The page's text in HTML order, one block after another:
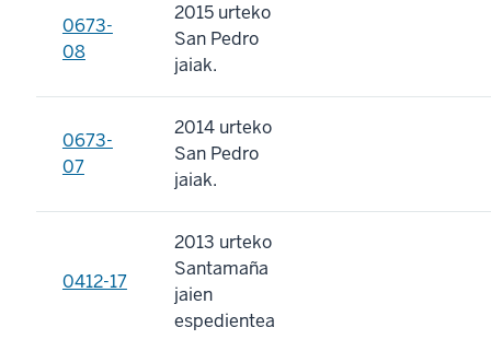
0673-
08
2015 urteko
San Pedro
jaiak.
0673-
07
2014 urteko
San Pedro
jaiak.
0412-17
2013 urteko
Santamaña
jaien
espedientea